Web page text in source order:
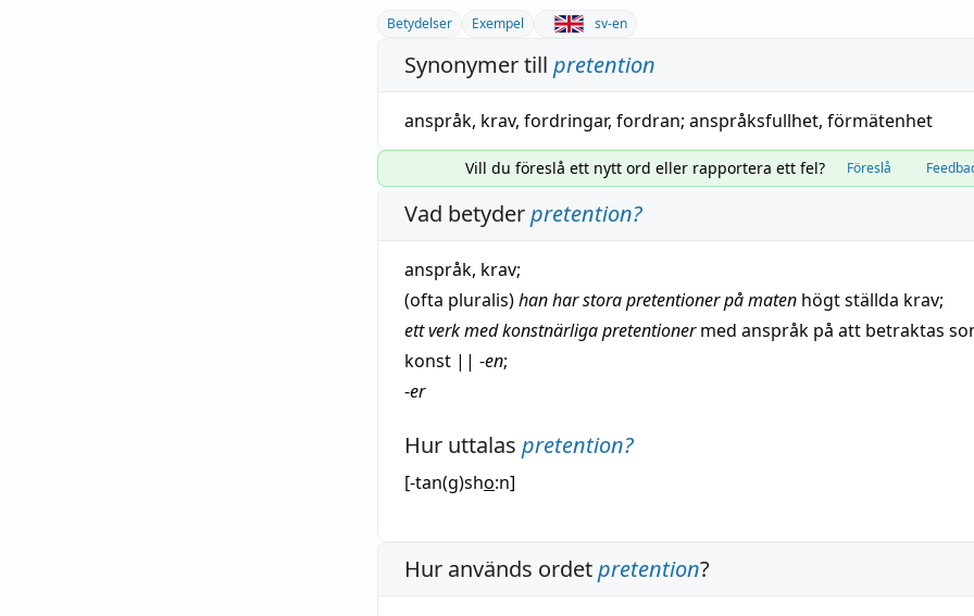
Betydelser Exempel sv-en
Synonymer till pretention
anspråk, krav, fordringar, fordran; anspråksfullhet, förmätenhet
Vill du föreslå ett nytt ord eller rapportera ett fel? Föreslå
Vad betyderpretention?
anspråk, krav;
(ofta pluralis)han har stora pretentioner på maten högtställda krav;
ettverkmed konstnärliga pretentionermed anspråk på att betraktas
konst || -en;
-er
Hur uttalas pretention?
[-tan(g)sho:n]
Hur används ordetpretention?